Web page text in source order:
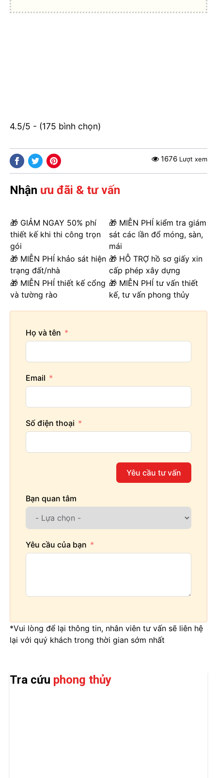
4.5/5 - (175 bình chọn)
1676 Lượt xem
Nhận ưu đãi & tư vấn
🎁 GIẢM NGAY 50% phí
thiết kế khi thi công trọn
gói
🎁 MIỄN PHÍ kiểm tra giám
sát các lần đổ móng, sàn,
mái
🎁 MIỄN PHÍ khảo sát hiện
trạng đất/nhà
🎁 HỖ TRỢ hồ sơ giấy xin
cấp phép xây dựng
🎁 MIỄN PHÍ thiết kế cổng
và tường rào
🎁 MIỄN PHÍ tư vấn thiết
kế, tư vấn phong thủy
Họ và tên
Email
Số điện thoại
Yêu cầu tư vấn
Bạn quan tâm
Yêu cầu của bạn
*Vui lòng để lại thông tin, nhân viên tư vấn sẽ liên hệ
lại với quý khách trong thời gian sớm nhất
Tra cứu phong thủy